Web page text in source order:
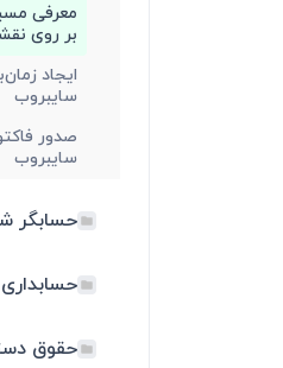
معرفی
بر روی
ایجاد
سایبروب
صدور
سایبروب
حسابگر
حقوق